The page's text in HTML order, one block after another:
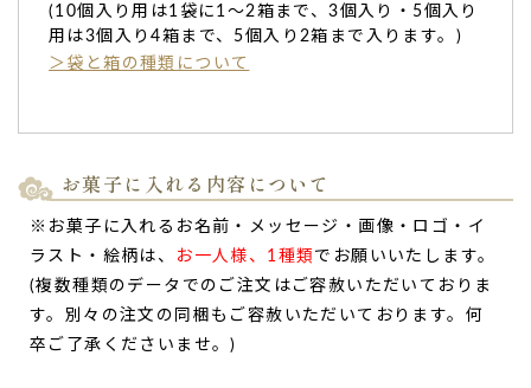
で喜んでいました。
七五三の祝い返しのために購入。
美味しかったみたいで喜んで
いました。（購入者様）
ご購入頂いた商品：七五三 内祝 名入れ チーズタルト(5個入
り)
(10個入り用は1袋に1～2箱まで、3個入り・5個入り
用は3個入り4箱まで、5個入り2箱まで入ります。)
＞袋と箱の種類について
お菓子に入れる内容について
※お菓子に入れるお名前・メッセージ・画像・ロゴ・イ
ラスト・絵柄は、
お一人様、1種類 でお願いいたします。
(複数種類のデータでのご注文はご容赦いただいておりま
す。別々の注文の同梱もご容赦いただいております。何
卒ご了承くださいませ。)